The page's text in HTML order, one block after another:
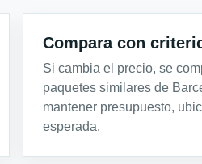
Compara con
Si cambia el precio, se
paquetes similares de
mantener presupuesto,
esperada.